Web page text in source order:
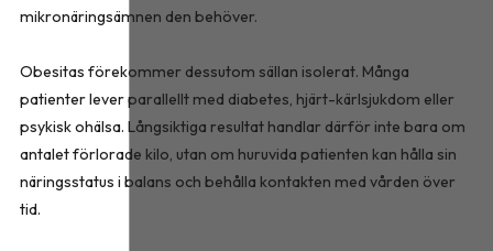
mikronäringsämnen den behöver.
Obesitas förekommer dessutom sällan isolerat. Många
patienter lever parallellt med diabetes, hjärt-kärlsjukdom eller
psykisk ohälsa. Långsiktiga resultat handlar därför inte bara om
antalet förlorade kilo, utan om huruvida patienten kan hålla sin
näringsstatus i balans och behålla kontakten med vården över
tid.